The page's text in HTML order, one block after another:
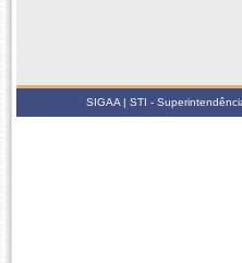
SIGAA | STI -